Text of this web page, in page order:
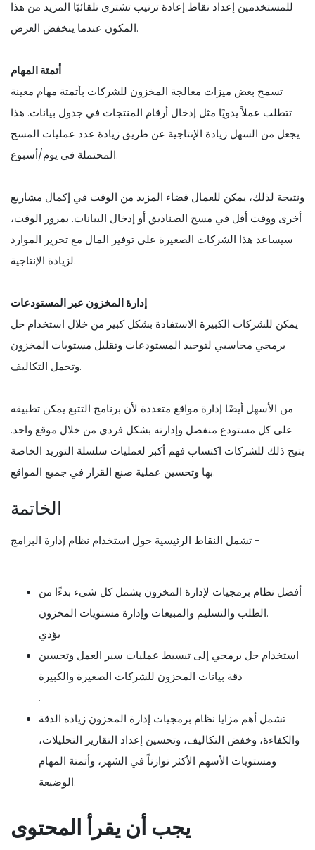
للمستخدمين إعداد نقاط إعادة ترتيب تشتري تلقائيًا المزيد من هذا
المكون عندما ينخفض العرض.
أتمتة المهام
تسمح بعض ميزات معالجة المخزون للشركات بأتمتة مهام معينة
تتطلب عملاً يدويًا مثل إدخال أرقام المنتجات في جدول بيانات. هذا
يجعل من السهل زيادة الإنتاجية عن طريق زيادة عدد عمليات المسح
المحتملة في يوم/أسبوع.
ونتيجة لذلك، يمكن للعمال قضاء المزيد من الوقت في إكمال مشاريع
أخرى ووقت أقل في مسح الصناديق أو إدخال البيانات. بمرور الوقت،
سيساعد هذا الشركات الصغيرة على توفير المال مع تحرير الموارد
لزيادة الإنتاجية.
إدارة المخزون عبر المستودعات
يمكن للشركات الكبيرة الاستفادة بشكل كبير من خلال استخدام حل
برمجي محاسبي لتوحيد المستودعات وتقليل مستويات المخزون
وتحمل التكاليف.
من الأسهل أيضًا إدارة مواقع متعددة لأن برنامج التتبع يمكن تطبيقه
على كل مستودع منفصل وإدارته بشكل فردي من خلال موقع واحد.
يتيح ذلك للشركات اكتساب فهم أكبر لعمليات سلسلة التوريد الخاصة
بها وتحسين عملية صنع القرار في جميع المواقع.
الخاتمة
تشمل النقاط الرئيسية حول استخدام نظام إدارة البرامج -
أفضل نظام برمجيات لإدارة المخزون يشمل كل شيء بدءًا من
الطلب والتسليم والمبيعات وإدارة مستويات المخزون.
يؤدي
استخدام حل برمجي إلى تبسيط عمليات سير العمل وتحسين
دقة بيانات المخزون للشركات الصغيرة والكبيرة
.
تشمل أهم مزايا نظام برمجيات إدارة المخزون زيادة الدقة
والكفاءة، وخفض التكاليف، وتحسين إعداد التقارير التحليلات،
ومستويات الأسهم الأكثر توازناً في الشهر، وأتمتة المهام
الوضيعة.
يجب أن يقرأ المحتوى